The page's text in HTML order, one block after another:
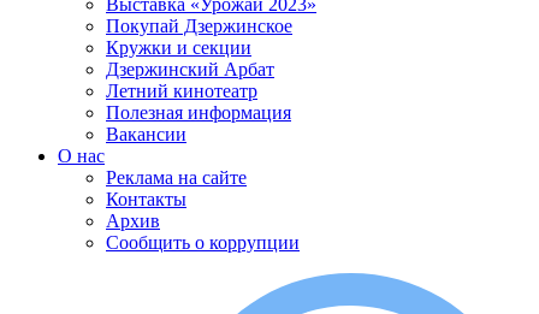
Выставка «Урожай 2023»
Покупай Дзержинское
Кружки и секции
Дзержинский Арбат
Летний кинотеатр
Полезная информация
Вакансии
О нас
Реклама на сайте
Контакты
Архив
Сообщить о коррупции